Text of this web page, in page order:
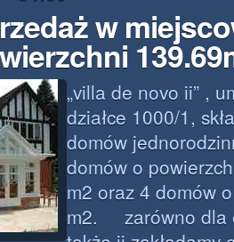
w
„villa de novo ii” ,
działce 1000/1,
domów
domów o
m2 oraz 4 domów
m2. zarówno dla